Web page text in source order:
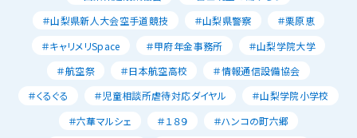
＃山梨県新人大会空手道競技
＃山梨県警察
＃栗原恵
＃キャリメリSpace
＃甲府年金事務所
＃山梨学院大学
＃航空祭
＃日本航空高校
＃情報通信設備協会
＃くるぐる
＃児童相談所虐待対応ダイヤル
＃山梨学院小学校
＃六華マルシェ
＃１８９
＃ハンコの町六郷